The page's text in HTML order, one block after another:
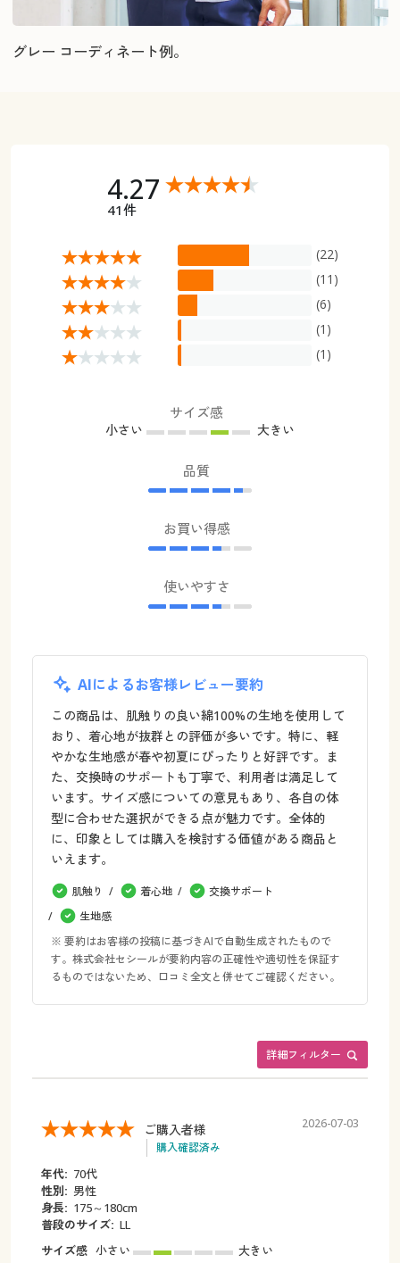
グレー コーディネート例。
4.27
41件
(22)
(11)
(6)
(1)
(1)
サイズ感
小さい 大きい
品質
お買い得感
使いやすさ
AIによるお客様レビュー要約
この商品は、肌触りの良い綿100%の生地を使用して
おり、着心地が抜群との評価が多いです。特に、軽
やかな生地感が春や初夏にぴったりと好評です。ま
た、交換時のサポートも丁寧で、利用者は満足して
います。サイズ感についての意見もあり、各自の体
型に合わせた選択ができる点が魅力です。全体的
に、印象としては購入を検討する価値がある商品と
いえます。
肌触り 着心地
交換サポート
生地感
※ 要約はお客様の投稿に基づきAIで自動生成されたもので
す。株式会社セシールが要約内容の正確性や適切性を保証す
るものではないため、口コミ全文と併せてご確認ください。
詳細フィルター
ご購入者様
購入確認済み
2026-07-03
年代: 70代
性別: 男性
身長: 175～180cm
普段のサイズ: LL
サイズ感 小さい 大きい